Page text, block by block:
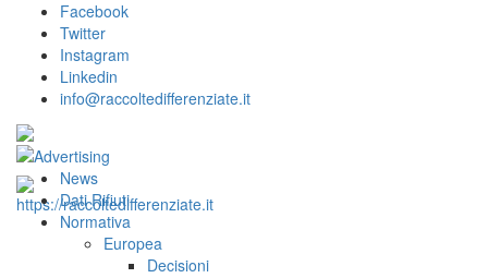
Facebook
Twitter
Instagram
Linkedin
info@raccoltedifferenziate.it
News
Dati Rifiuti
Normativa
Europea
Decisioni